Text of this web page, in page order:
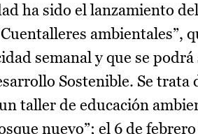
ha sido el lanzamiento
ambientales”,
semanal y que se
Sostenible. Se
taller de educación
nuevo”; el 6 de